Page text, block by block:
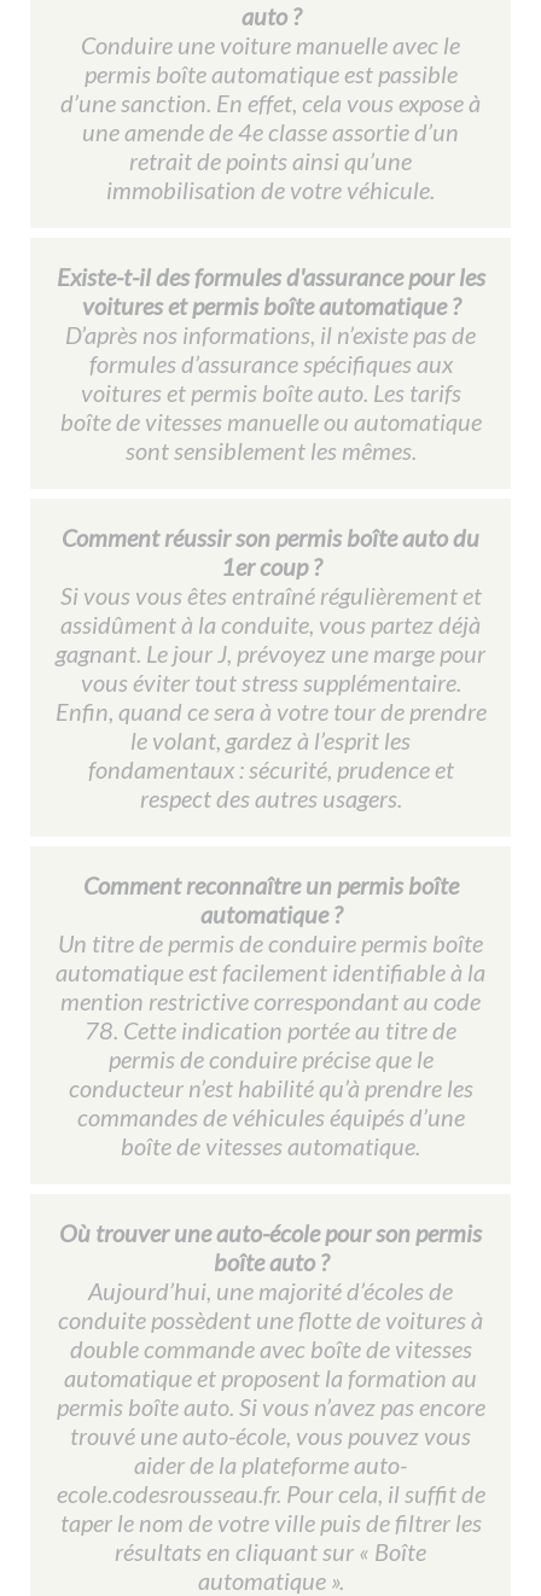
auto ?
Conduire une voiture manuelle avec le
permis boîte automatique est passible
d’une sanction. En effet, cela vous expose à
une amende de 4e classe assortie d’un
retrait de points ainsi qu’une
immobilisation de votre véhicule.
Existe-t-il des formules d'assurance pour les
voitures et permis boîte automatique ?
D’après nos informations, il n’existe pas de
formules d’assurance spécifiques aux
voitures et permis boîte auto. Les tarifs
boîte de vitesses manuelle ou automatique
sont sensiblement les mêmes.
Comment réussir son permis boîte auto du
1er coup ?
Si vous vous êtes entraîné régulièrement et
assidûment à la conduite, vous partez déjà
gagnant. Le jour J, prévoyez une marge pour
vous éviter tout stress supplémentaire.
Enfin, quand ce sera à votre tour de prendre
le volant, gardez à l’esprit les
fondamentaux : sécurité, prudence et
respect des autres usagers.
Comment reconnaître un permis boîte
automatique ?
Un titre de permis de conduire permis boîte
automatique est facilement identifiable à la
mention restrictive correspondant au code
78. Cette indication portée au titre de
permis de conduire précise que le
conducteur n’est habilité qu’à prendre les
commandes de véhicules équipés d’une
boîte de vitesses automatique.
Où trouver une auto-école pour son permis
boîte auto ?
Aujourd’hui, une majorité d’écoles de
conduite possèdent une flotte de voitures à
double commande avec boîte de vitesses
automatique et proposent la formation au
permis boîte auto. Si vous n’avez pas encore
trouvé une auto-école, vous pouvez vous
aider de la plateforme auto-
ecole.codesrousseau.fr. Pour cela, il suffit de
taper le nom de votre ville puis de filtrer les
résultats en cliquant sur « Boîte
automatique ».